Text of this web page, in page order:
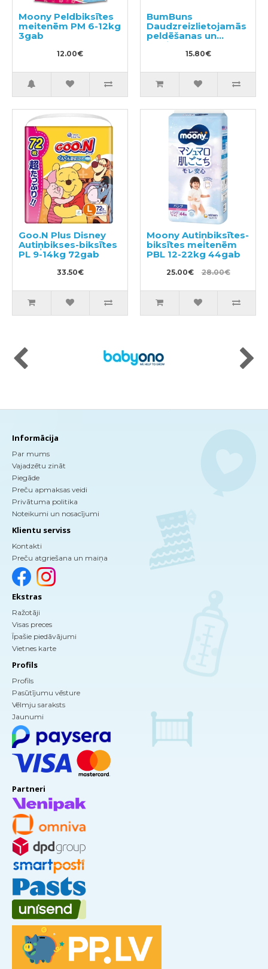
Moony Peldbiksītes
meitenēm PM 6-12kg
3gab
12.00€
BumBuns
Daudzreizlietojamās
peldēšanas un
podiņmācību
autiņbiksīte M 11–15
15.80€
Goo.N Plus Disney
Autiņbikses-biksītes
PL 9-14kg 72gab
33.50€
Moony Autiņbiksītes-
biksītes meitenēm
PBL 12-22kg 44gab
25.00€ 28.00€
Informācija
Par mums
Vajadzētu zināt
Piegāde
Preču apmaksas veidi
Privātuma politika
Noteikumi un nosacījumi
Klientu serviss
Kontakti
Preču atgriešana un maiņa
Ekstras
Ražotāji
Visas preces
Īpašie piedāvājumi
Vietnes karte
Profils
Profils
Pasūtījumu vēsture
Vēlmju saraksts
Jaunumi
Partneri